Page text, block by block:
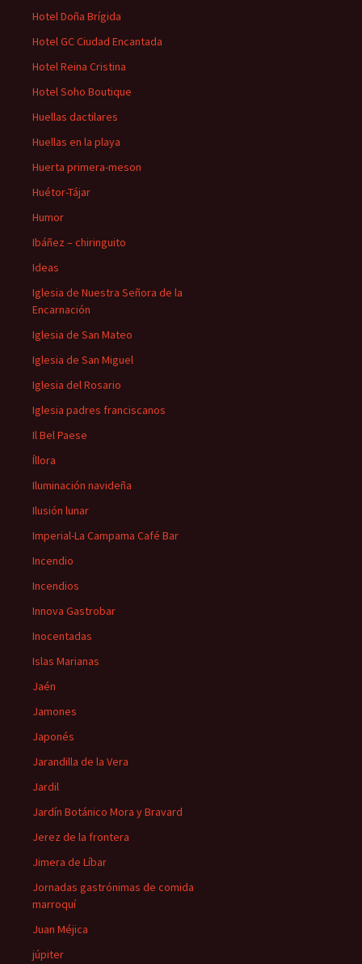
Hotel Doña Brígida
Hotel GC Ciudad Encantada
Hotel Reina Cristina
Hotel Soho Boutique
Huellas dactilares
Huellas en la playa
Huerta primera-meson
Huétor-Tájar
Humor
Ibáñez – chiringuito
Ideas
Iglesia de Nuestra Señora de la
Encarnación
Iglesia de San Mateo
Iglesia de San Miguel
Iglesia del Rosario
Iglesia padres franciscanos
Il Bel Paese
Íllora
Iluminación navideña
Ilusión lunar
Imperial-La Campama Café Bar
Incendio
Incendios
Innova Gastrobar
Inocentadas
Islas Marianas
Jaén
Jamones
Japonés
Jarandilla de la Vera
Jardil
Jardín Botánico Mora y Bravard
Jerez de la frontera
Jimera de Líbar
Jornadas gastrónimas de comida
marroquí
Juan Méjica
júpiter